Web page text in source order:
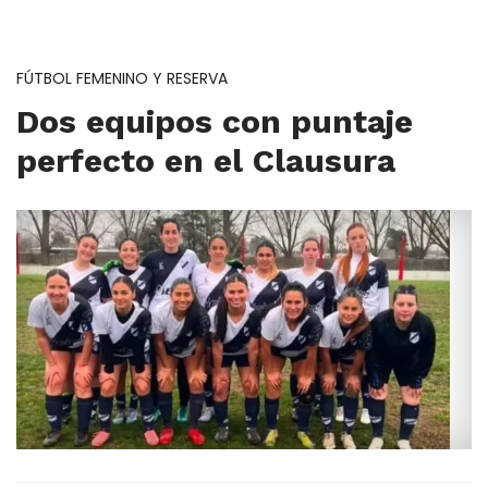
FÚTBOL FEMENINO Y RESERVA
Dos equipos con puntaje
perfecto en el Clausura